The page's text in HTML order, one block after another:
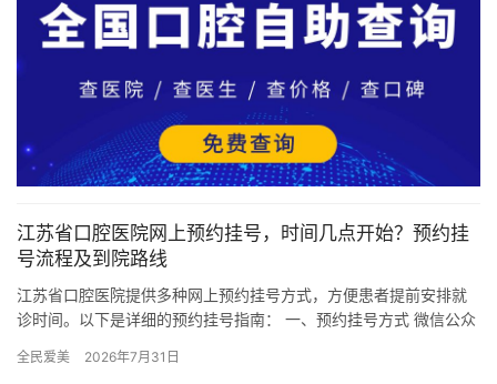
江苏省口腔医院网上预约挂号，时间几点开始？预约挂
号流程及到院路线
江苏省口腔医院提供多种网上预约挂号方式，方便患者提前安排就
诊时间。以下是详细的预约挂号指南： 一、预约挂号方式 微信公众
全民爱美 2026年7月31日